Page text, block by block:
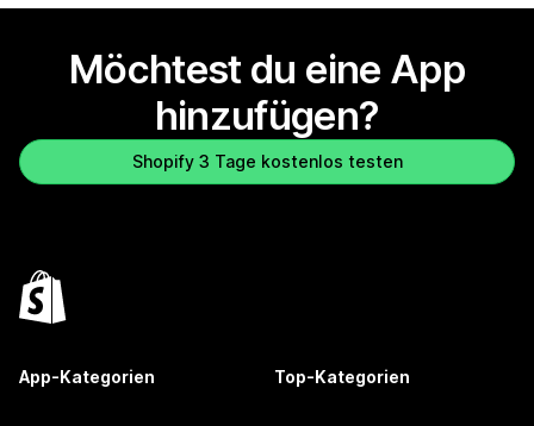
Möchtest du eine App
hinzufügen?
Shopify 3 Tage kostenlos testen
App-Kategorien Top-Kategorien